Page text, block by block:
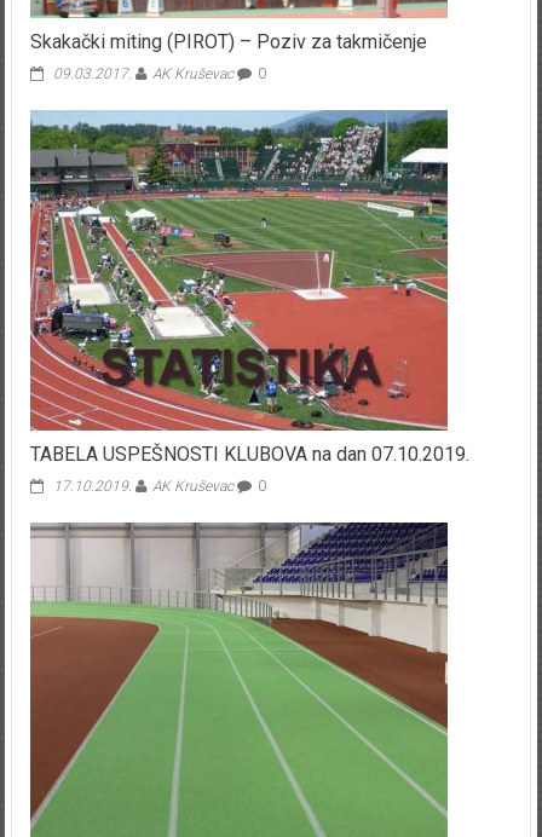
Skakački miting (PIROT) – Poziv za takmičenje
09.03.2017. AK Kruševac 0
TABELA USPEŠNOSTI KLUBOVA na dan 07.10.2019.
17.10.2019. AK Kruševac 0